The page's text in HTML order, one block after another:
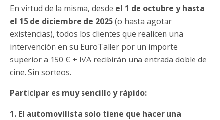
En virtud de la misma, desde el 1 de octubre y hasta
el 15 de diciembre de 2025(o hasta agotar
existencias), todos los clientes que realicen una
intervención en su EuroTaller por un importe
superior a 150 € + IVA recibirán una entrada doble de
cine. Sin sorteos.
Participar es muy sencillo y rápido:
1. El automovilista solo tiene que hacer una